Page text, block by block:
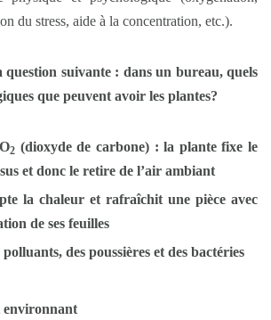
du stress, aide à la concentration, etc.).
question suivante : dans un bureau, quels
que peuvent avoir les plantes?
2 (dioxyde de carbone) : la plante fixe le
et donc le retire de l’air ambiant
la chaleur et rafraîchit une pièce avec
de ses feuilles
des poussières et des bactéries